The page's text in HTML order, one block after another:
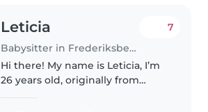
Leticia
Babysitter in Frederiksberg
7
Hi there! My name is Leticia, I’m
26 years old, originally from
and English. I recently moved to